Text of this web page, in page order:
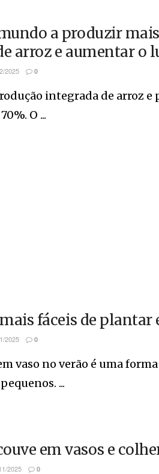
a produzir
arroz e aumentar o
2025 0
integrada de arroz e
O ...
fáceis de plantar
2025 0
vaso no verão é uma
...
em vasos e
2025 0